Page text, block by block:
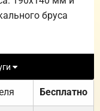
бруса
Бесплатно